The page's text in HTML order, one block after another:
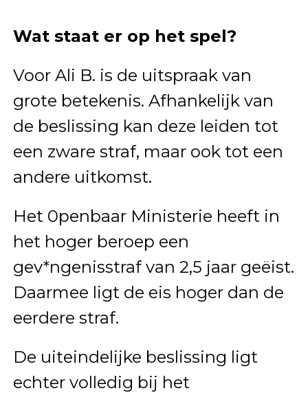
Wat staat er op het spel?
Voor Ali B. is de uitspraak van
grote betekenis. Afhankelijk van
de beslissing kan deze leiden tot
een zware straf, maar ook tot een
andere uitkomst.
Het 0penbaar Ministerie heeft in
het hoger beroep een
gev*ngenisstraf van 2,5 jaar geëist.
Daarmee ligt de eis hoger dan de
eerdere straf.
De uiteindelijke beslissing ligt
echter volledig bij het